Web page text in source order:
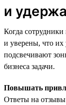
и
Когда
и уверены, что их
подсвечивают
бизнеса задачи.
Повышать
Ответы на